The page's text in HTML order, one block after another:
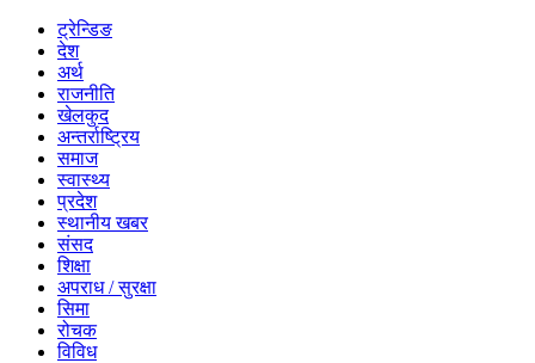
ट्रेन्डिङ
देश
अर्थ
राजनीति
खेलकुद
अन्तर्राष्ट्रिय
समाज
स्वास्थ्य
प्रदेश
स्थानीय खबर
संसद
शिक्षा
अपराध / सुरक्षा
सिमा
रोचक
विविध